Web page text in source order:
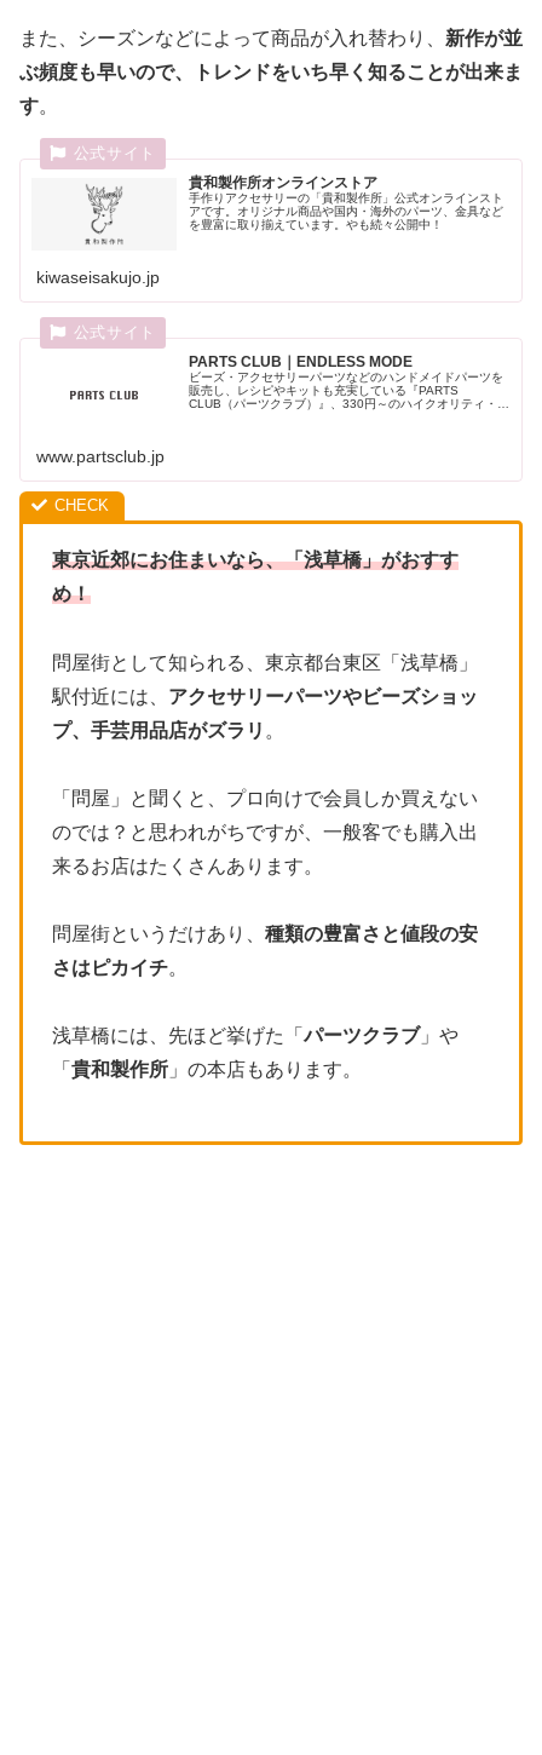
また、シーズンなどによって商品が入れ替わり、 新作が並
ぶ頻度も早いので、トレンドをいち早く知ることが出来ま
す。
貴和製作所オンラインストア
手作りアクセサリーの「貴和製作所」公式オンラインスト
アです。オリジナル商品や国内・海外のパーツ、金具など
を豊富に取り揃えています。やも続々公開中！
kiwaseisakujo.jp
PARTS CLUB｜ENDLESS MODE
ビーズ・アクセサリーパーツなどのハンドメイドパーツを
販売し、レシピやキットも充実している『PARTS
CLUB（パーツクラブ）』、330円～のハイクオリティ・プ
www.partsclub.jp
東京近郊にお住まいなら、「浅草橋」がおすす
め！
問屋街として知られる、東京都台東区「浅草橋」
駅付近には、 アクセサリーパーツやビーズショッ
プ、手芸用品店がズラリ 。
「問屋」と聞くと、プロ向けで会員しか買えない
のでは？と思われがちですが、一般客でも購入出
来るお店はたくさんあります。
問屋街というだけあり、 種類の豊富さと値段の安
さはピカイチ。
浅草橋には、先ほど挙げた「パーツクラブ」や
「 貴和製作所 」の本店もあります。